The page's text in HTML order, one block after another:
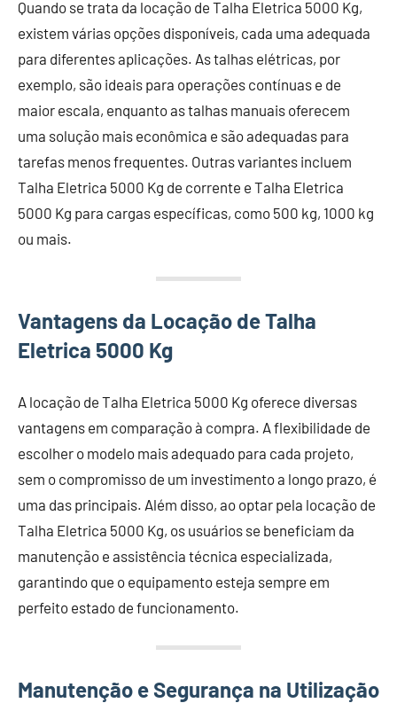
Quando se trata da locação de Talha Eletrica 5000 Kg,
existem várias opções disponíveis, cada uma adequada
para diferentes aplicações. As talhas elétricas, por
exemplo, são ideais para operações contínuas e de
maior escala, enquanto as talhas manuais oferecem
uma solução mais econômica e são adequadas para
tarefas menos frequentes. Outras variantes incluem
Talha Eletrica 5000 Kg de corrente e Talha Eletrica
5000 Kg para cargas específicas, como 500 kg, 1000 kg
ou mais.
Vantagens da Locação de Talha
Eletrica 5000 Kg
A locação de Talha Eletrica 5000 Kg oferece diversas
vantagens em comparação à compra. A flexibilidade de
escolher o modelo mais adequado para cada projeto,
sem o compromisso de um investimento a longo prazo, é
uma das principais. Além disso, ao optar pela locação de
Talha Eletrica 5000 Kg, os usuários se beneficiam da
manutenção e assistência técnica especializada,
garantindo que o equipamento esteja sempre em
perfeito estado de funcionamento.
Manutenção e Segurança na Utilização